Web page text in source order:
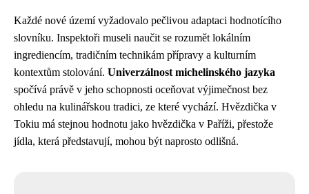
Každé nové území vyžadovalo pečlivou adaptaci hodnotícího
slovníku. Inspektoři museli naučit se rozumět lokálním
ingrediencím, tradičním technikám přípravy a kulturním
kontextům stolování. Univerzálnost michelinského jazyka
spočívá právě v jeho schopnosti oceňovat výjimečnost bez
ohledu na kulinářskou tradici, ze které vychází. Hvězdička v
Tokiu má stejnou hodnotu jako hvězdička v Paříži, přestože
jídla, která představují, mohou být naprosto odlišná.